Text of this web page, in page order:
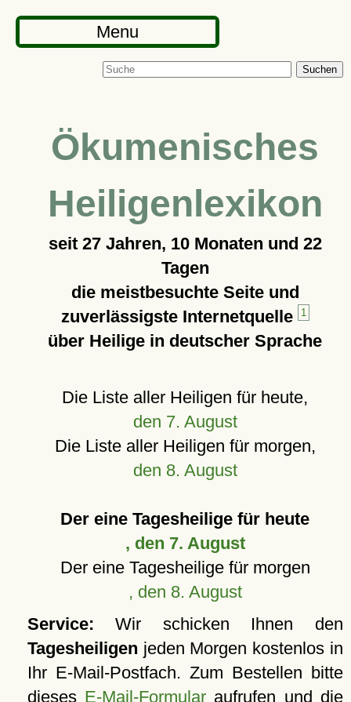
Menu
Suchen
Ökumenisches
Heiligenlexikon
seit 27 Jahren, 10 Monaten und 22
Tagen
die meistbesuchte Seite und
zuverlässigste Internetquelle
1
über Heilige in deutscher Sprache
Die Liste aller Heiligen für heute,
den 7. August
Die Liste aller Heiligen für morgen,
den 8. August
Der eine Tagesheilige für heute
, den 7. August
Der eine Tagesheilige für morgen
, den 8. August
Service: Wir schicken Ihnen den
Tagesheiligen jeden Morgen kostenlos in
Ihr E-Mail-Postfach. Zum Bestellen bitte
dieses E-Mail-Formular aufrufen und die